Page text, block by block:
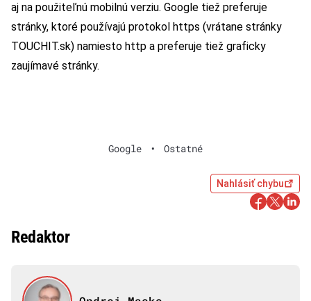
aj na použiteľnú mobilnú verziu. Google tiež preferuje
stránky, ktoré používajú protokol https (vrátane stránky
TOUCHIT.sk) namiesto http a preferuje tiež graficky
zaujímavé stránky.
Google • Ostatné
Nahlásiť chybu
Redaktor